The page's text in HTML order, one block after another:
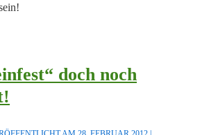
doch noch